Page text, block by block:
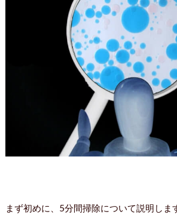
まず初めに、5分間掃除について説明しま